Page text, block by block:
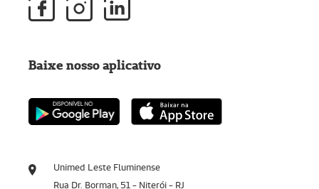
Unimed Leste Fluminense
Rua Dr. Borman, 51 - Niterói - RJ
Baixe nosso aplicativo